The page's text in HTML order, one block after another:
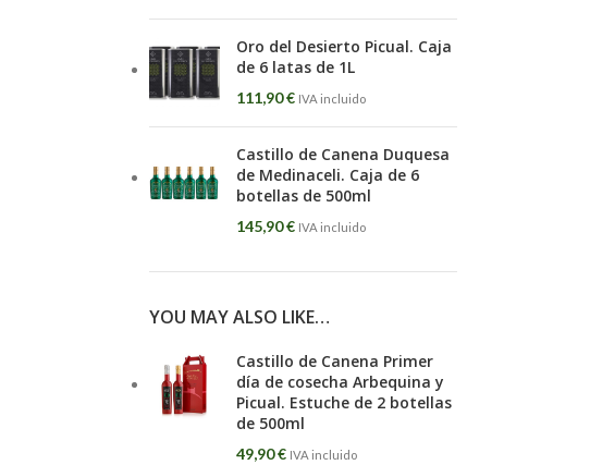
Oro del Desierto Picual. Caja
de 6 latas de 1L
111,90€ IVA incluido
Castillo de Canena Duquesa
de Medinaceli. Caja de 6
botellas de 500ml
145,90€ IVA incluido
YOU MAY ALSO LIKE…
Castillo de Canena Primer
día de cosecha Arbequina y
Picual. Estuche de 2 botellas
de 500ml
49,90€ IVA incluido